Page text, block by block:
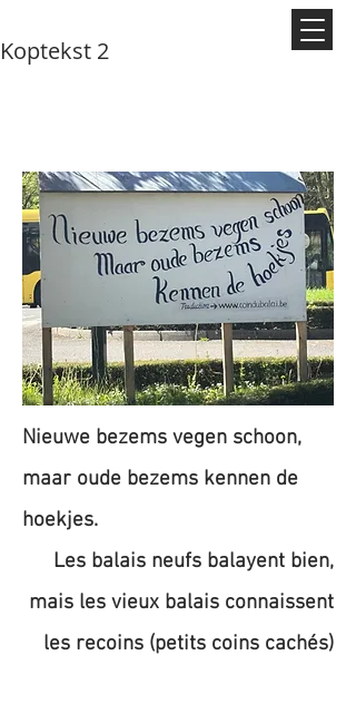
Koptekst 2
Nieuwe bezems vegen schoon,
maar oude bezems kennen de
hoekjes.
Les balais neufs balayent bien,
mais les vieux balais connaissent
les recoins (petits coins cachés)